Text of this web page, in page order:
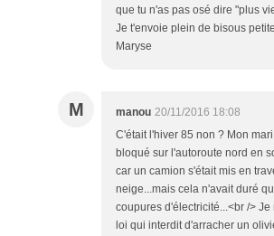
que tu n'as pas osé dire "plus
Je t'envoie plein de bisous
Maryse
M manou 20/11/2016 18:08
C'était l'hiver 85 non ? Mon
bloqué sur l'autoroute nord en
car un camion s'était mis en
neige...mais cela n'avait duré
coupures d'électricité...<br />
loi qui interdit d'arracher un